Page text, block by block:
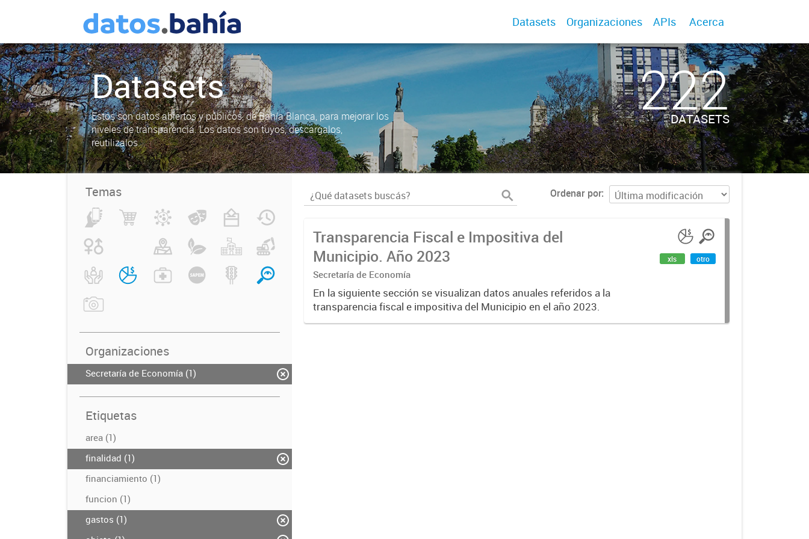
Datasets Organizaciones APIs Acerca
Datasets
Estos son datos abiertos y públicos, de Bahía Blanca, para mejorar los
niveles de transparencia. Los datos son tuyos, descargalos,
reutilizalos.
222
DATASETS
Temas
Organizaciones
Secretaría de Economía (1)
Etiquetas
area (1)
finalidad (1)
financiamiento (1)
funcion (1)
gastos (1)
Ordenar por
Transparencia Fiscal e Impositiva del
Municipio. Año 2023
Secretaría de Economía
En la siguiente sección se visualizan datos anuales referidos a la
transparencia fiscal e impositiva del Municipio en el año 2023.
xls otro